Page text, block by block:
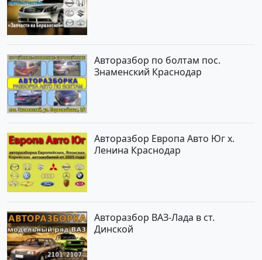
Авторазбор по болтам пос.
Знаменский Краснодар
Авторазбор Европа Авто Юг х.
Ленина Краснодар
Авторазбор ВАЗ-Лада в ст.
Динской